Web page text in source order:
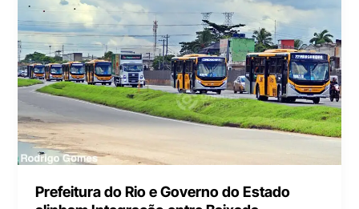
Prefeitura do Rio e Governo do Estado